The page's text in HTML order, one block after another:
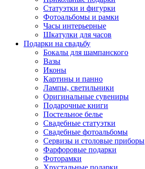
Статуэтки и фигурки
Фотоальбомы и рамки
Часы интерьерные
Шкатулки для часов
Подарки на свадьбу
Бокалы для шампанского
Вазы
Иконы
Картины и панно
Лампы, светильники
Оригинальные сувениры
Подарочные книги
Постельное белье
Свадебные статуэтки
Свадебные фотоальбомы
Сервизы и столовые приборы
Фарфоровые подарки
Фоторамки
Хрустальные подарки